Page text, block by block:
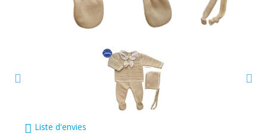
Liste d'envies